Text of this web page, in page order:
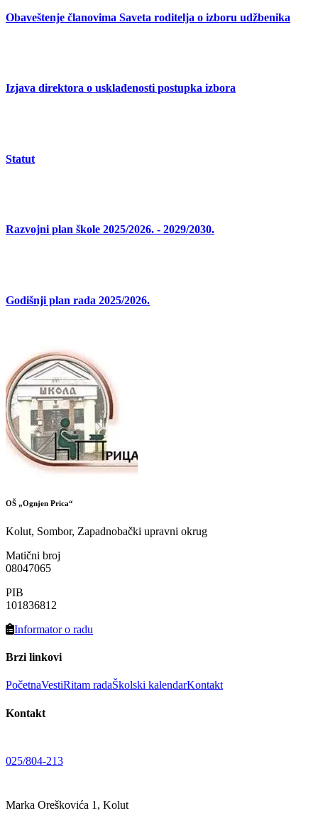
Obaveštenje članovima Saveta roditelja o izboru udžbenika
Izjava direktora o usklađenosti postupka izbora
Statut
Razvojni plan škole 2025/2026. - 2029/2030.
Godišnji plan rada 2025/2026.
OŠ „Ognjen Prica“
Kolut, Sombor, Zapadnobački upravni okrug
Matični broj
08047065
PIB
101836812
Informator o radu
Brzi linkovi
PočetnaVestiRitam radaŠkolski kalendarKontakt
Kontakt
025/804-213
Marka Oreškovića 1, Kolut